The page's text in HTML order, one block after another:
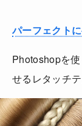
パーフェクト
Photoshopを
せるレタッチ